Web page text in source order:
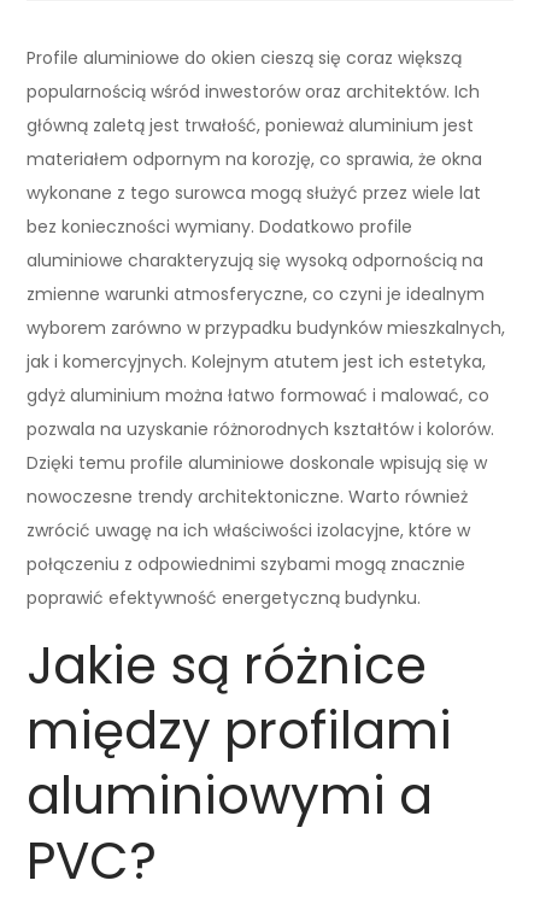
Profile aluminiowe do okien cieszą się coraz większą
popularnością wśród inwestorów oraz architektów. Ich
główną zaletą jest trwałość, ponieważ aluminium jest
materiałem odpornym na korozję, co sprawia, że okna
wykonane z tego surowca mogą służyć przez wiele lat
bez konieczności wymiany. Dodatkowo profile
aluminiowe charakteryzują się wysoką odpornością na
zmienne warunki atmosferyczne, co czyni je idealnym
wyborem zarówno w przypadku budynków mieszkalnych,
jak i komercyjnych. Kolejnym atutem jest ich estetyka,
gdyż aluminium można łatwo formować i malować, co
pozwala na uzyskanie różnorodnych kształtów i kolorów.
Dzięki temu profile aluminiowe doskonale wpisują się w
nowoczesne trendy architektoniczne. Warto również
zwrócić uwagę na ich właściwości izolacyjne, które w
połączeniu z odpowiednimi szybami mogą znacznie
poprawić efektywność energetyczną budynku.
Jakie są różnice
między profilami
aluminiowymi a
PVC?